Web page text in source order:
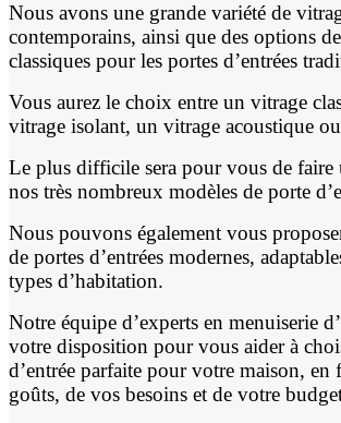
Nous avons une grande variété de
contemporains, ainsi que des options
classiques pour les portes d’entrées
Vous aurez le choix entre un vitrage
vitrage isolant, un vitrage acoustique
Le plus difficile sera pour vous de
nos très nombreux modèles de porte
Nous pouvons également vous
de portes d’entrées modernes,
types d’habitation.
Notre équipe d’experts en menuiserie
votre disposition pour vous aider à
d’entrée parfaite pour votre maison,
goûts, de vos besoins et de votre